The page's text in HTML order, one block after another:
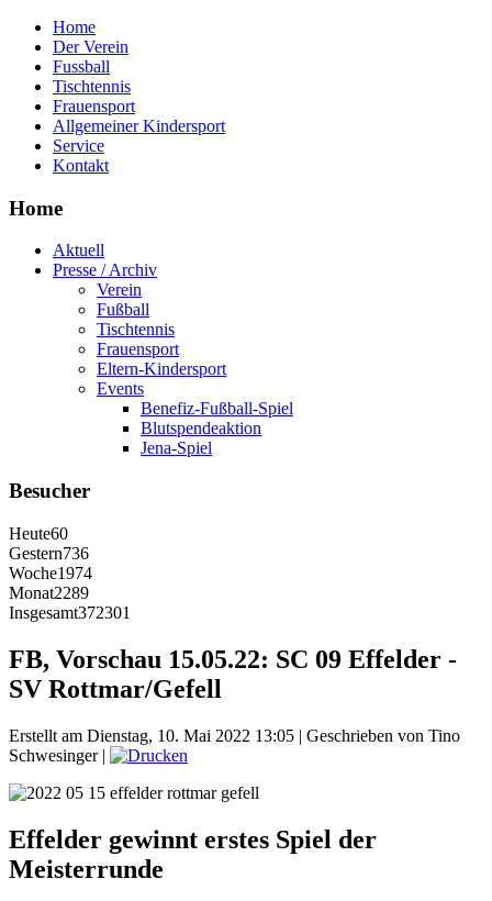
Home
Der Verein
Fussball
Tischtennis
Frauensport
Allgemeiner Kindersport
Service
Kontakt
Home
Aktuell
Presse / Archiv
Verein
Fußball
Tischtennis
Frauensport
Eltern-Kindersport
Events
Benefiz-Fußball-Spiel
Blutspendeaktion
Jena-Spiel
Besucher
Heute60
Gestern736
Woche1974
Monat2289
Insgesamt372301
FB, Vorschau 15.05.22: SC 09 Effelder -
SV Rottmar/Gefell
Erstellt am Dienstag, 10. Mai 2022 13:05 | Geschrieben von Tino
Schwesinger|
Effelder gewinnt erstes Spiel der
Meisterrunde